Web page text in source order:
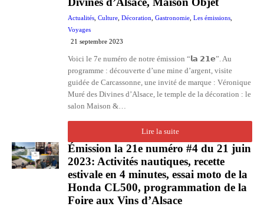
Actualités Culture Décoration Gastronomie Les émissions
Voyages
21 septembre 2023
Voici le 7e numéro de notre émission “𝗹𝗮 𝟮𝟭𝗲”. Au
programme : découverte d’une mine d’argent, visite
guidée de Carcassonne, une invité de marque : Véronique
Muré des Divines d’Alsace, le temple de la décoration : le
salon Maison &…
Lire la suite
Émission la 21e numéro #4 du 21 juin
2023: Activités nautiques, recette
estivale en 4 minutes, essai moto de la
Honda CL500, programmation de la
Foire aux Vins d’Alsace